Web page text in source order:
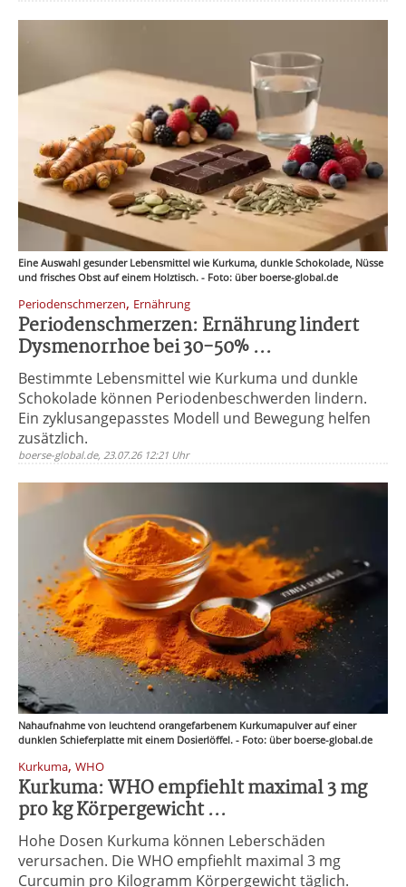
Eine Auswahl gesunder Lebensmittel wie Kurkuma, dunkle Schokolade, Nüsse
und frisches Obst auf einem Holztisch. - Foto: über boerse-global.de
Periodenschmerzen, Ernährung
Periodenschmerzen: Ernährung lindert
Dysmenorrhoe bei 30-50% ...
Bestimmte Lebensmittel wie Kurkuma und dunkle
Schokolade können Periodenbeschwerden lindern.
Ein zyklusangepasstes Modell und Bewegung helfen
zusätzlich.
boerse-global.de, 23.07.26 12:21 Uhr
Nahaufnahme von leuchtend orangefarbenem Kurkumapulver auf einer
dunklen Schieferplatte mit einem Dosierlöffel. - Foto: über boerse-global.de
Kurkuma, WHO
Kurkuma: WHO empfiehlt maximal 3 mg
pro kg Körpergewicht ...
Hohe Dosen Kurkuma können Leberschäden
verursachen. Die WHO empfiehlt maximal 3 mg
Curcumin pro Kilogramm Körpergewicht täglich.